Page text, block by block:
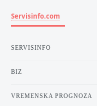
Servisinfo.com
SERVISINFO
BIZ
VREMENSKA PROGNOZA